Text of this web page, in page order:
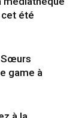
cet été
Sœurs
game à